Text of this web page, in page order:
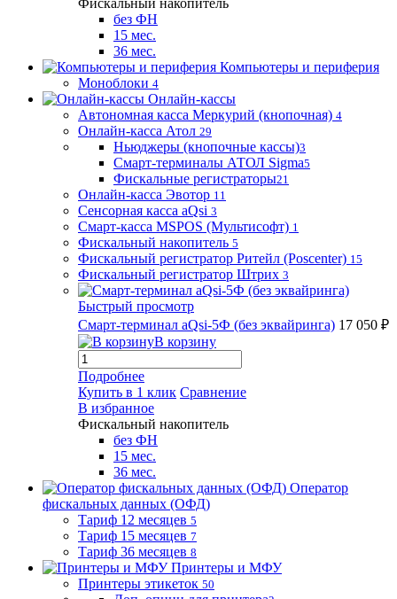
Фискальный накопитель
без ФН
15 мес.
36 мес.
Компьютеры и периферия
Моноблоки 4
Онлайн-кассы
Автономная касса Меркурий (кнопочная) 4
Онлайн-касса Атол 29
Ньюджеры (кнопочные кассы)3
Смарт-терминалы АТОЛ Sigma5
Фискальные регистраторы21
Онлайн-касса Эвотор 11
Сенсорная касса aQsi 3
Смарт-касса MSPOS (Мультисофт) 1
Фискальный накопитель 5
Фискальный регистратор Ритейл (Poscenter) 15
Фискальный регистратор Штрих 3
Быстрый просмотр
Смарт-терминал aQsi-5Ф (без эквайринга) 17 050 ₽
В корзину
Подробнее
Купить в 1 клик Сравнение
В избранное
Фискальный накопитель
без ФН
15 мес.
36 мес.
Оператор
фискальных данных (ОФД)
Тариф 12 месяцев 5
Тариф 15 месяцев 7
Тариф 36 месяцев 8
Принтеры и МФУ
Принтеры этикеток 50